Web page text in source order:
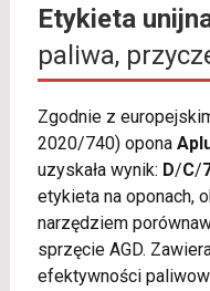
Etykieta
paliwa,
Zgodnie z
2020/740) opona
uzyskała wynik: D/C/
etykieta na oponach,
narzędziem
sprzęcie AGD.
efektywności